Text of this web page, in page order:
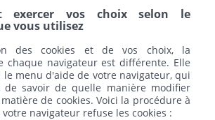
exercer vos choix selon le
vous utilisez
des cookies et de vos choix, la
chaque navigateur est différente. Elle
le menu d'aide de votre navigateur, qui
de savoir de quelle manière modifier
de cookies. Voici la procédure à
navigateur refuse les cookies :